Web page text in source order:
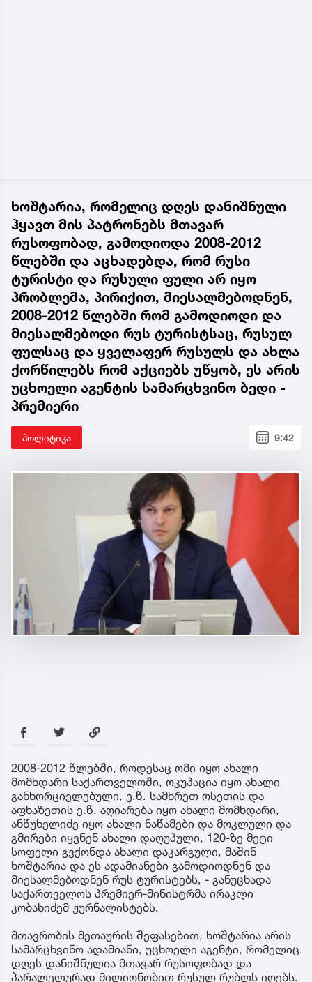
ხოშტარია, რომელიც დღეს დანიშნული
ჰყავთ მის პატრონებს მთავარ
რუსოფობად, გამოდიოდა 2008-2012
წლებში და აცხადებდა, რომ რუსი
ტურისტი და რუსული ფული არ იყო
პრობლემა, პირიქით, მიესალმებოდნენ,
2008-2012 წლებში რომ გამოდიოდი და
მიესალმებოდი რუს ტურისტსაც, რუსულ
ფულსაც და ყველაფერ რუსულს და ახლა
ქორწილებს რომ აქციებს უწყობ, ეს არის
უცხოელი აგენტის სამარცხვინო ბედი -
პრემიერი
პოლიტიკა 9:42
2008-2012 წლებში, როდესაც ომი იყო ახალი
მომხდარი საქართველოში, ოკუპაცია იყო ახალი
განხორციელებული, ე.წ. სამხრეთ ოსეთის და
აფხაზეთის ე.წ. აღიარება იყო ახალი მომხდარი,
ანწუხელიძე იყო ახალი ნაწამები და მოკლული და
გმირები იყვნენ ახალი დაღუპული, 120-ზე მეტი
სოფელი გვქონდა ახალი დაკარგული, მაშინ
ხოშტარია და ეს ადამიანები გამოდიოდნენ და
მიესალმებოდნენ რუს ტურისტებს, - განუცხადა
საქართველოს პრემიერ-მინისტრმა ირაკლი
კობახიძემ ჟურნალისტებს.
მთავრობის მეთაურის შეფასებით, ხოშტარია არის
სამარცხვინო ადამიანი, უცხოელი აგენტი, რომელიც
დღეს დანიშნულია მთავარ რუსოფობად და
პარალელურად მილიონობით რუსულ რუბლს იღებს.